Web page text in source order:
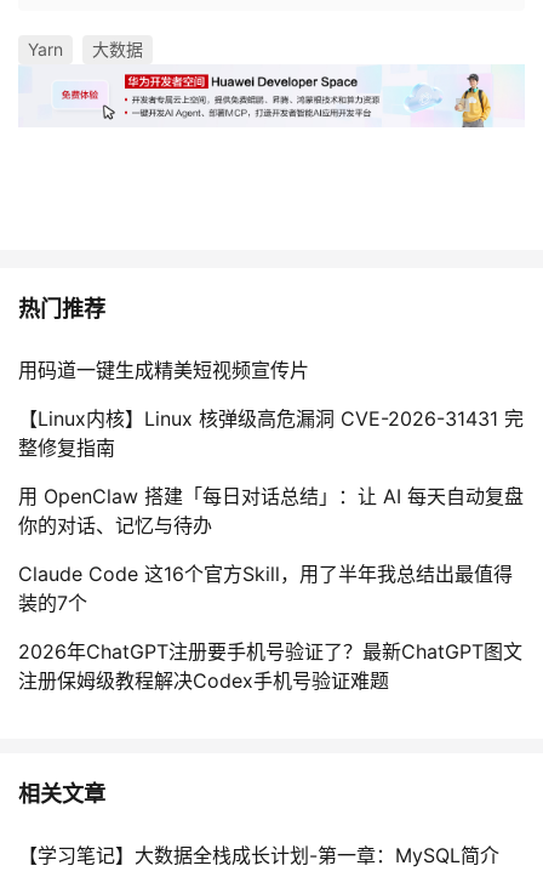
Yarn 大数据
热门推荐
用码道一键生成精美短视频宣传片
【Linux内核】Linux 核弹级高危漏洞 CVE-2026-31431 完
整修复指南
用 OpenClaw 搭建「每日对话总结」：让 AI 每天自动复盘
你的对话、记忆与待办
Claude Code 这16个官方Skill，用了半年我总结出最值得
装的7个
2026年ChatGPT注册要手机号验证了？最新ChatGPT图文
注册保姆级教程解决Codex手机号验证难题
相关文章
【学习笔记】大数据全栈成长计划-第一章：MySQL简介